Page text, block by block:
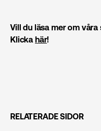
Vill du läsa mer om
Klicka här!
RELATERADE SIDOR